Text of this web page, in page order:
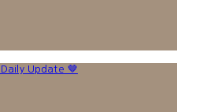
Daily Update 🤎